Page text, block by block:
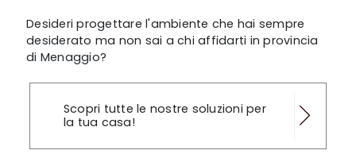
Desideri progettare l'ambiente che hai sempre
desiderato ma non sai a chi affidarti in provincia
di Menaggio?
Scopri tutte le nostre soluzioni per
la tua casa!